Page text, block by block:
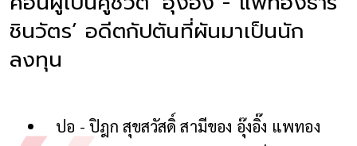
ชินวัตร’ อดีตกัปตันที่ผันมาเป็นนัก
ลงทุน
ปอ - ปิฎก สุขสวัสดิ์ สามีของ อุ๊งอิ๊ง แพทอง